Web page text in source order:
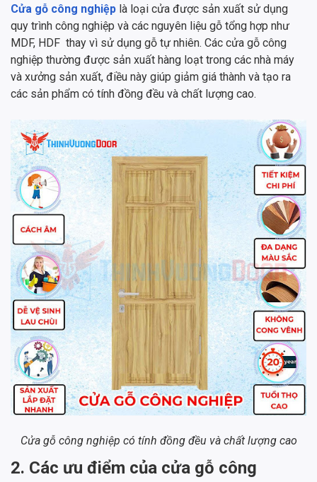
Cửa gỗ công nghiệp là loại cửa được sản xuất sử dụng
quy trình công nghiệp và các nguyên liệu gỗ tổng hợp như
MDF, HDF thay vì sử dụng gỗ tự nhiên. Các cửa gỗ công
nghiệp thường được sản xuất hàng loạt trong các nhà máy
và xưởng sản xuất, điều này giúp giảm giá thành và tạo ra
các sản phẩm có tính đồng đều và chất lượng cao.
Cửa gỗ công nghiệp có tính đồng đều và chất lượng cao
2. Các ưu điểm của cửa gỗ công